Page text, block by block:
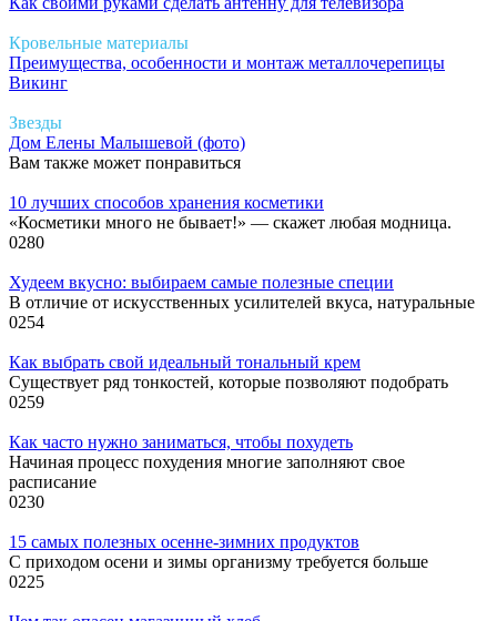
Кровельные материалы
Преимущества, особенности и монтаж металлочерепицы
Викинг
Звезды
Дом Елены Малышевой (фото)
Вам также может понравиться
10 лучших способов хранения косметики
«Косметики много не бывает!» — скажет любая модница.
0280
Худеем вкусно: выбираем самые полезные специи
В отличие от искусственных усилителей вкуса, натуральные
0254
Как выбрать свой идеальный тональный крем
Существует ряд тонкостей, которые позволяют подобрать
0259
Как часто нужно заниматься, чтобы похудеть
Начиная процесс похудения многие заполняют свое
расписание
0230
15 самых полезных осенне-зимних продуктов
С приходом осени и зимы организму требуется больше
0225